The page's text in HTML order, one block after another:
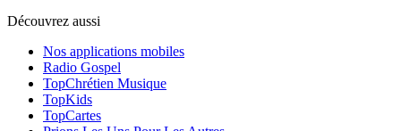
Découvrez aussi
Nos applications mobiles
Radio Gospel
TopChrétien Musique
TopKids
TopCartes